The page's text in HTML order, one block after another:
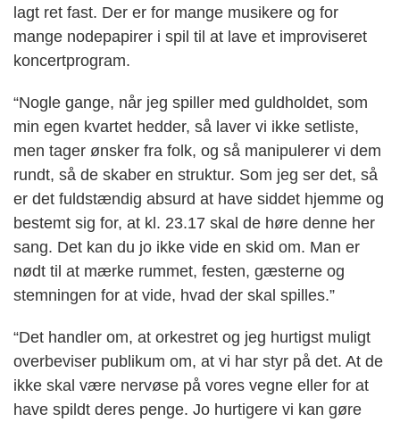
lagt ret fast. Der er for mange musikere og for
mange nodepapirer i spil til at lave et improviseret
koncertprogram.
“Nogle gange, når jeg spiller med guldholdet, som
min egen kvartet hedder, så laver vi ikke setliste,
men tager ønsker fra folk, og så manipulerer vi dem
rundt, så de skaber en struktur. Som jeg ser det, så
er det fuldstændig absurd at have siddet hjemme og
bestemt sig for, at kl. 23.17 skal de høre denne her
sang. Det kan du jo ikke vide en skid om. Man er
nødt til at mærke rummet, festen, gæsterne og
stemningen for at vide, hvad der skal spilles.”
“Det handler om, at orkestret og jeg hurtigst muligt
overbeviser publikum om, at vi har styr på det. At de
ikke skal være nervøse på vores vegne eller for at
have spildt deres penge. Jo hurtigere vi kan gøre